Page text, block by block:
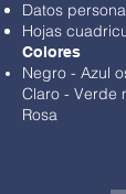
Datos
Hojas
Colores
Negro - Azul
Claro - Verde
Rosa